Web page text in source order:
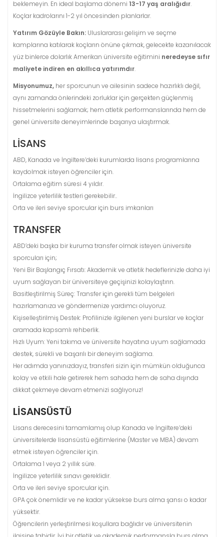
beklemeyin. En ideal başlama dönemi 13-17 yaş aralığıdır.
Koçlar kadrolarını 1-2 yıl öncesinden planlarlar.
Yatırım Gözüyle Bakın: Uluslararası gelişim ve seçme
kamplarına katılarak koçların önüne çıkmak, gelecekte kazanılacak
yüz binlerce dolarlık Amerikan üniversite eğitimini neredeyse sıfır
maliyete indiren en akıllıca yatırımdır.
Misyonumuz, her sporcunun ve ailesinin sadece hazırlıklı değil,
aynı zamanda önlerindeki zorluklar için gerçekten güçlenmiş
hissetmelerini sağlamak; hem atletik performanslarında hem de
genel üniversite deneyimlerinde başarıya ulaştırmak.
LISANS
ABD, Kanada ve İngiltere’deki kurumlarda lisans programlarına
kaydolmak isteyen öğrenciler için.
Ortalama eğitim süresi 4 yıldır.
İngilizce yeterlilik testleri gerekebilir..
Orta ve ileri seviye sporcular için burs imkanları
TRANSFER
ABD’deki başka bir kuruma transfer olmak isteyen üniversite
sporcuları için;
Yeni Bir Başlangıç ​​Fırsatı: Akademik ve atletik hedeflerinizle daha iyi
uyum sağlayan bir üniversiteye geçişinizi kolaylaştırın.
Basitleştirilmiş Süreç: Transfer için gerekli tüm belgeleri
hazırlamanıza ve göndermenize yardımcı oluyoruz.
Kişiselleştirilmiş Destek: Profilinizle ilgilenen yeni burslar ve koçlar
aramada kapsamlı rehberlik.
Hızlı Uyum: Yeni takıma ve üniversite hayatına uyum sağlamada
destek, sürekli ve başarılı bir deneyim sağlama.
Her adımda yanınızdayız, transferi sizin için mümkün olduğunca
kolay ve etkili hale getirerek hem sahada hem de saha dışında
dikkat çekmeye devam etmenizi sağlıyoruz!
LISANSÜSTÜ
Lisans derecesini tamamlamış olup Kanada ve İngiltere’deki
üniversitelerde lisansüstü eğitimlerine (Master ve MBA) devam
etmek isteyen öğrenciler için.
Ortalama 1 veya 2 yıllık süre.
İngilizce yeterlilik sınavı gereklidir.
Orta ve ileri seviye sporcular için.
GPA çok önemlidir ve ne kadar yüksekse burs alma şansı o kadar
yüksektir.
Öğrencilerin yerleştirilmesi koşullara bağlıdır ve üniversitenin